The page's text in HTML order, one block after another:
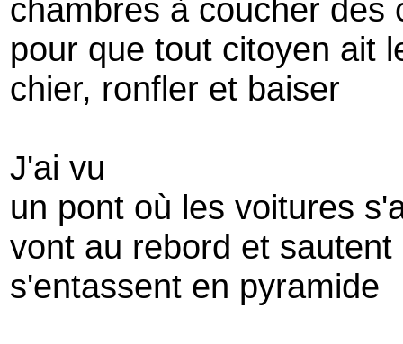
chambres à coucher des
pour que tout citoyen ait
chier, ronfler et baiser
J'ai vu
un pont où les voitures
vont au rebord et
s'entassent en pyramide